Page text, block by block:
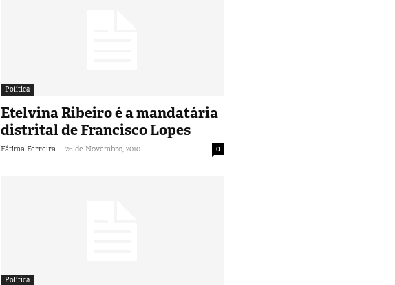
Política
Etelvina Ribeiro é a mandatária
distrital de Francisco Lopes
Fátima Ferreira - 26 de Novembro, 2010 0
Política